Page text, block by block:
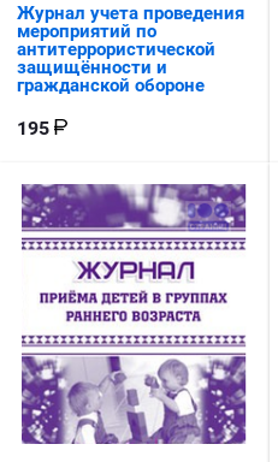
Журнал учета проведения
мероприятий по
антитеррористической
защищённости и
гражданской обороне
195